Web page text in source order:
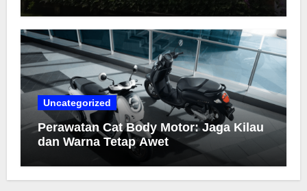
Uncategorized
Perawatan Cat Body Motor: Jaga Kilau
dan Warna Tetap Awet